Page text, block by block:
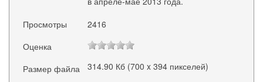
Просмотры
2416
Оценка
Размер файла
314.90 Кб (700 x 394 пикселей)